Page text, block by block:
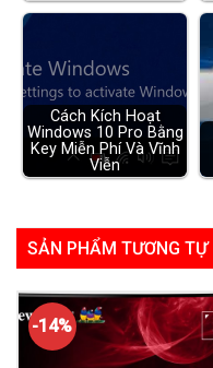
Cách Kích Hoạt
Windows 10 Pro Bằng
Key Miễn Phí Và Vĩnh
Viễn
SẢN PHẨM TƯƠNG TỰ
-14%